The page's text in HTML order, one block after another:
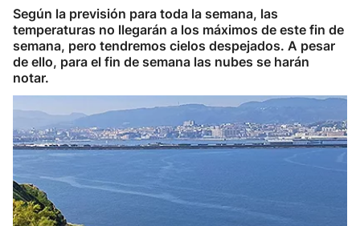
Según la previsión para toda la semana, las
temperaturas no llegarán a los máximos de este fin de
semana, pero tendremos cielos despejados. A pesar
de ello, para el fin de semana las nubes se harán
notar.